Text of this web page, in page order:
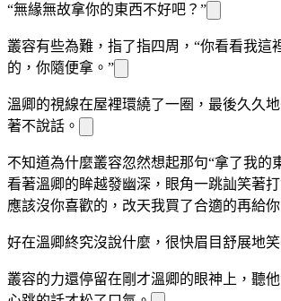
“無緣無故拿你的東西不好吧？”
叢容有些為難，指了指四周，“你看看我這
的，你隨便拿。”
溫卿的視線在屋裡環繞了一圈，最後久久
著不說話。
不知道為什麼叢容忽然想起那句“拿了我的
看著溫卿的眸越發幽深，眼角一跳訕笑著
應該沒你喜歡的，改天我買了合適的再給
好在溫卿終究沒說什麼，很快眉目舒展地笑
叢容的力還停留在剛才溫卿的眼神上，聽